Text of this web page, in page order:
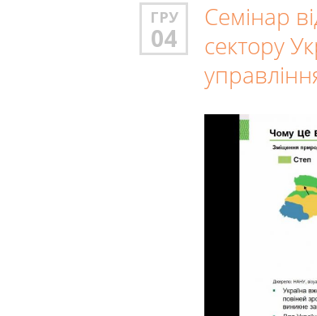
ГРУ
04
Семінар
сектору